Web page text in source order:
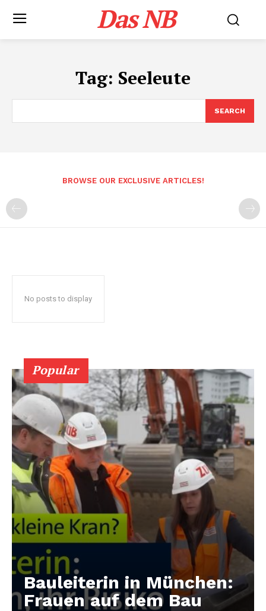
Das NB
Tag: Seeleute
SEARCH
BROWSE OUR EXCLUSIVE ARTICLES!
No posts to display
Popular
Bauleiterin in München:
Frauen auf dem Bau